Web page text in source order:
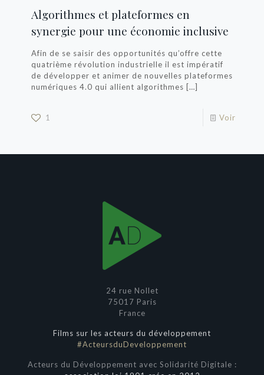
Algorithmes et plateformes en
synergie pour une économie inclusive
Afin de se saisir des opportunités qu’offre cette
quatrième révolution industrielle il est impératif
de développer et animer de nouvelles plateformes
numériques 4.0 qui allient algorithmes […]
1 Voir
24 rue Nollet
75017 Paris
France
Films sur les acteurs du développement
#ActeursduDeveloppement
Acteurs du Développement avec Solidarité Digitale :